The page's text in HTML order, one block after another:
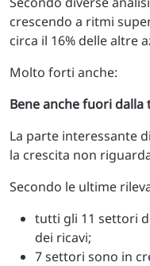
crescendo a ritmi
circa il 16% delle altre
Molto forti anche:
Bene anche fuori dalla
La parte interessante
la crescita non
Secondo le ultime
tutti gli 11 settori
dei ricavi;
7 settori sono in